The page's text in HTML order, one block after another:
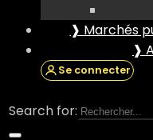
❱ Marchés
❱
Se connecter
Search for: